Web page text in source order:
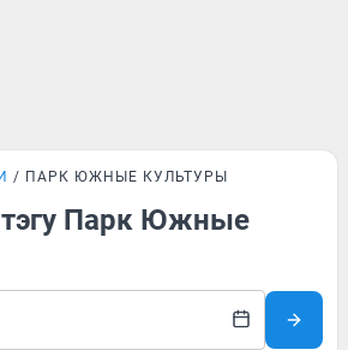
ПАРК ЮЖНЫЕ КУЛЬТУРЫ
Парк Южные